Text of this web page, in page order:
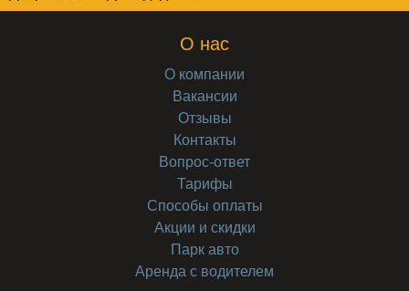
О нас
О компании
Вакансии
Отзывы
Контакты
Вопрос-ответ
Тарифы
Способы оплаты
Акции и скидки
Парк авто
Аренда с водителем